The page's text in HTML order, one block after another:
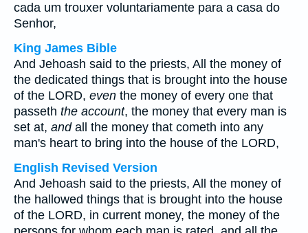
cada um trouxer voluntariamente para a casa do
Senhor,
King James Bible
And Jehoash said to the priests, All the money of
the dedicated things that is brought into the house
of the LORD, even the money of every one that
passeth the account, the money that every man is
set at, andall the money that cometh into any
man's heart to bring into the house of the LORD,
English Revised Version
And Jehoash said to the priests, All the money of
the hallowed things that is brought into the house
of the LORD, in current money, the money of the